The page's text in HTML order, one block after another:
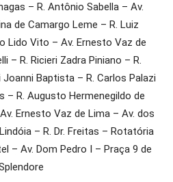
– R. Antônio Sabella – Av.
de Camargo Leme – R. Luiz
Lido Vito – Av. Ernesto Vaz de
– R. Ricieri Zadra Piniano – R.
Baptista – R. Carlos Palazi
– R. Augusto Hermenegildo de
Ernesto Vaz de Lima – Av. dos
– R. Dr. Freitas – Rotatória
– Av. Dom Pedro I – Praça 9 de